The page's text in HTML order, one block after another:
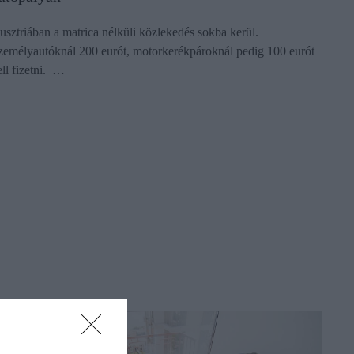
a matrica nélküli közlekedés sokba kerül.
200 eurót, motorkerékpároknál pedig 100 eurót
fizetni. …